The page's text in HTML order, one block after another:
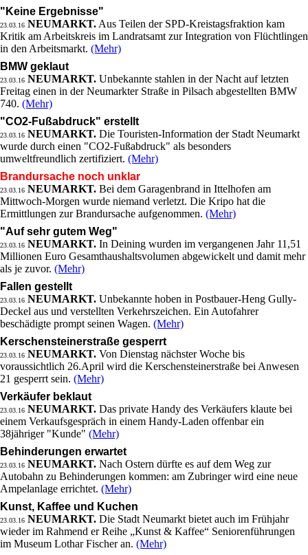
"Keine Ergebnisse"
23.03.16 NEUMARKT. Aus Teilen der SPD-Kreistagsfraktion kam
Kritik am Arbeitskreis im Landratsamt zur Integration von Flüchtlingen
in den Arbeitsmarkt. (Mehr)
BMW geklaut
23.03.16 NEUMARKT. Unbekannte stahlen in der Nacht auf letzten
Freitag einen in der Neumarkter Straße in Pilsach abgestellten BMW
740. (Mehr)
"CO2-Fußabdruck" erstellt
23.03.16 NEUMARKT. Die Touristen-Information der Stadt Neumarkt
wurde durch einen "CO2-Fußabdruck" als besonders
umweltfreundlich zertifiziert. (Mehr)
Brandursache noch unklar
23.03.16 NEUMARKT. Bei dem Garagenbrand in Ittelhofen am
Mittwoch-Morgen wurde niemand verletzt. Die Kripo hat die
Ermittlungen zur Brandursache aufgenommen. (Mehr)
"Auf sehr gutem Weg"
23.03.16 NEUMARKT. In Deining wurden im vergangenen Jahr 11,51
Millionen Euro Gesamthaushaltsvolumen abgewickelt und damit mehr
als je zuvor. (Mehr)
Fallen gestellt
23.03.16 NEUMARKT. Unbekannte hoben in Postbauer-Heng Gully-
Deckel aus und verstellten Verkehrszeichen. Ein Autofahrer
beschädigte prompt seinen Wagen. (Mehr)
Kerschensteinerstraße gesperrt
23.03.16 NEUMARKT. Von Dienstag nächster Woche bis
voraussichtlich 26.April wird die Kerschensteinerstraße bei Anwesen
21 gesperrt sein. (Mehr)
Verkäufer beklaut
23.03.16 NEUMARKT. Das private Handy des Verkäufers klaute bei
einem Verkaufsgespräch in einem Handy-Laden offenbar ein
38jähriger "Kunde" (Mehr)
Behinderungen erwartet
23.03.16 NEUMARKT. Nach Ostern dürfte es auf dem Weg zur
Autobahn zu Behinderungen kommen: am Zubringer wird eine neue
Ampelanlage errichtet. (Mehr)
Kunst, Kaffee und Kuchen
23.03.16 NEUMARKT. Die Stadt Neumarkt bietet auch im Frühjahr
wieder im Rahmend er Reihe „Kunst & Kaffee“ Seniorenführungen
im Museum Lothar Fischer an. (Mehr)